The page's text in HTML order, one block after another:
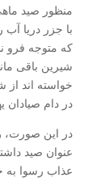
منظور صید
با جزر دریا
که متوجه فرو
شیرین باقی
خواسته اند از
در دام صیادان
در این صورت،
عنوان صید
عذاب رسوا به